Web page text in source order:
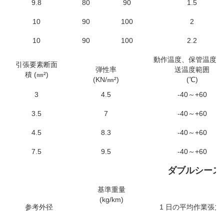
9.8 80 90 1.5
10 90 100 2
10 90 100 2.2
引張要素断面
積 (㎜²)
弾性率
(KN/㎜²)
動作温度、保管温度
送温度範囲
(℃)
3
4.5 -40～+60
3.5 7 -40～+60
4.5 8.3 -40～+60
7.5 9.5 -40～+60
ダブルシース
参考外径
基準重量
(kg/km)
1 日の平均作業張力